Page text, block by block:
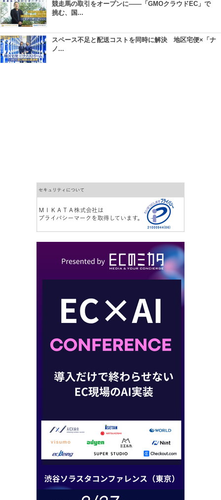
競走馬の取引をオープンに――「GMOクラウドEC」で
挑む、国...
スペース不足と配送コストを同時に解決 地区宅便×「ナ
ノ...